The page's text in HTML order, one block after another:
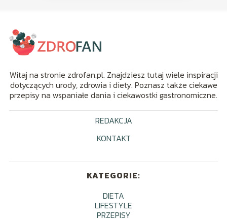
Witaj na stronie zdrofan.pl. Znajdziesz tutaj wiele inspiracji
dotyczących urody, zdrowia i diety. Poznasz także ciekawe
przepisy na wspaniałe dania i ciekawostki gastronomiczne.
REDAKCJA
KONTAKT
KATEGORIE:
DIETA
LIFESTYLE
PRZEPISY